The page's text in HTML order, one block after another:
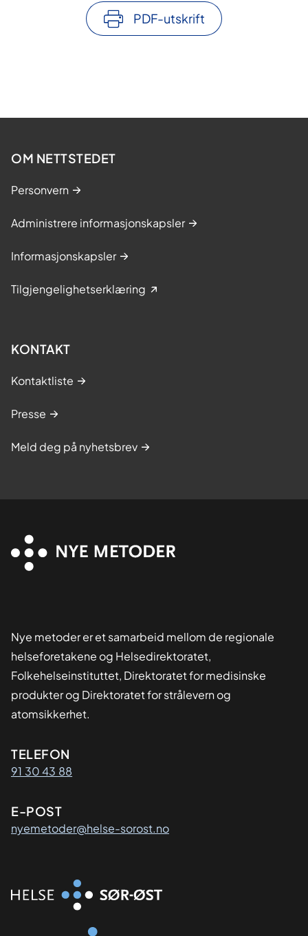
PDF-utskrift
OM NETTSTEDET
Personvern
Administrere informasjonskapsler
Informasjonskapsler
Tilgjengelighetserklæring
KONTAKT
Kontaktliste
Presse
Meld deg på nyhetsbrev
Nye metoder er et samarbeid mellom de regionale
helseforetakene og Helsedirektoratet,
Folkehelseinstituttet, Direktoratet for medisinske
produkter og Direktoratet for strålevern og
atomsikkerhet.
Kontaktinformasjon
TELEFON
91 30 43 88
E-POST
nyemetoder@helse-sorost.no
Organisasjon